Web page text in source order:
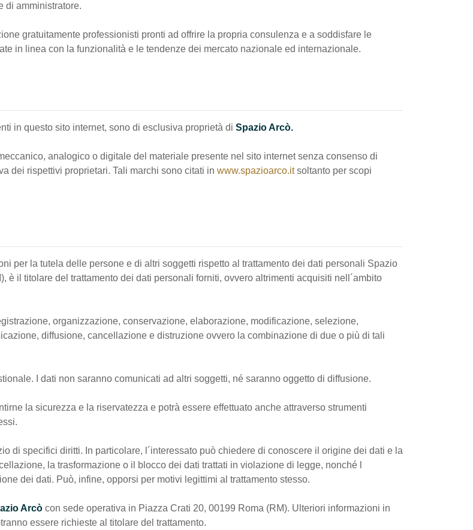
di amministratore.
gratuitamente professionisti pronti ad offrire la propria consulenza e a soddisfare le
in linea con la funzionalità e le tendenze dei mercato nazionale ed internazionale.
in questo sito internet, sono di esclusiva proprietà di Spazio Arcò.
analogico o digitale del materiale presente nel sito internet senza consenso di
dei rispettivi proprietari. Tali marchi sono citati in www.spazioarco.itsoltanto per scopi
per la tutela delle persone e di altri soggetti rispetto al trattamento dei dati personali Spazio
è il titolare del trattamento dei dati personali forniti, ovvero altrimenti acquisiti nell´ambito
organizzazione, conservazione, elaborazione, modificazione, selezione,
diffusione, cancellazione e distruzione ovvero la combinazione di due o più di tali
I dati non saranno comunicati ad altri soggetti, né saranno oggetto di diffusione.
la sicurezza e la riservatezza e potrà essere effettuato anche attraverso strumenti
di specifici diritti. In particolare, l´interessato può chiedere di conoscere il origine dei dati e la
la trasformazione o il blocco dei dati trattati in violazione di legge, nonché l
dei dati. Può, infine, opporsi per motivi legittimi al trattamento stesso.
Arcò con sede operativa in Piazza Crati 20, 00199 Roma (RM). Ulteriori informazioni in
essere richieste al titolare del trattamento.